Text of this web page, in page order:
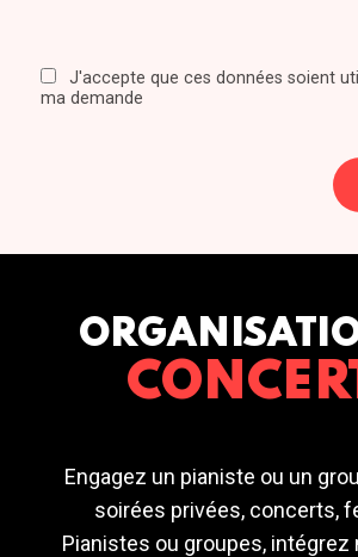
J'accepte que ces données soient
ma demande
Engagez un pianiste ou un
soirées privées, concerts,
Pianistes ou groupes, intégrez